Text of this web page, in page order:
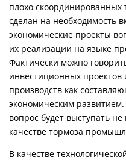
плохо
сделан на необходимость
экономические проекты
их реализации на языке
Фактически можно
инвестиционных проектов
производств как
экономическим
вопрос будет выступать не
качестве тормоза
В качестве